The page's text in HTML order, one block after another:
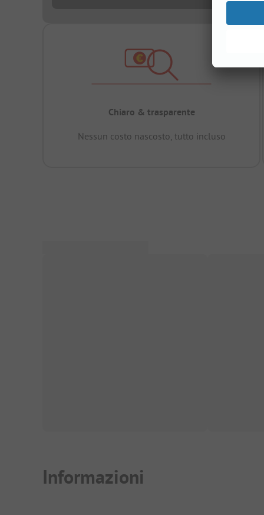
Chiaro & trasparente
Nessun costo nascosto, tutto incluso
Informazioni